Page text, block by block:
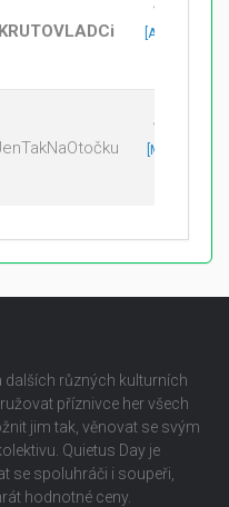
KRUTOVLADCi
13:1
[Ancient
1:13
[Mirage
různých kulturních
příznivce her všech
jim tak, věnovat se svým
Quietus Day je
se spoluhráči i soupeři,
hodnotné ceny.